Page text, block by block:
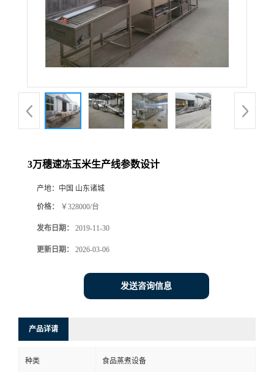
3万穗速冻玉米生产线参数设计
产地： 中国 山东诸城
价格： ￥328000/台
发布日期： 2019-11-30
更新日期： 2026-03-06
发送咨询信息
产品详请
种类 食品蒸煮设备